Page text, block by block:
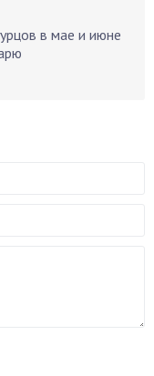
в мае и июне